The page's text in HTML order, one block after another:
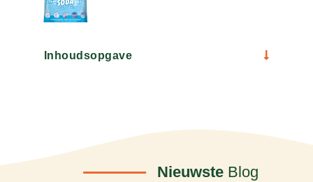
Inhoudsopgave
NieuwsteBlog